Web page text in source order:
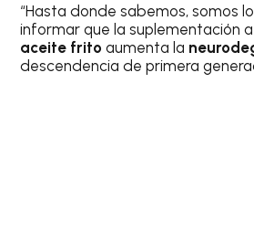
“Hasta donde sabemos, somos
informar que la suplementación
aceite fritoaumenta la
descendencia de primera